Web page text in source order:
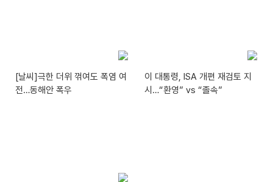
[날씨]극한 더위 꺾여도 폭염 여
전…동해안 폭우
이 대통령, ISA 개편 재검토 지
시…“환영” vs “졸속”